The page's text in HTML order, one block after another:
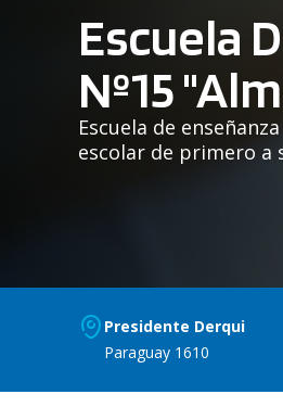
Escuela
Nº15
Escuela de
escolar de primero a
Presidente Derqui
Paraguay 1610